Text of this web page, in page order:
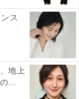
ス
地上
...